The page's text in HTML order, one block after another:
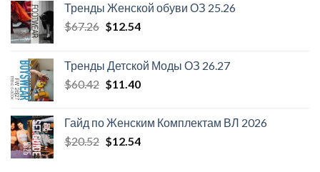
Тренды Женской обуви ОЗ 25.26
$67.26 Первоначальная
$67.26.
$12.54Текущая
Тренды Детской Моды ОЗ 26.27
$60.42 Первоначальная
$60.42.
$11.40Текущая
Гайд по Женским Комплектам ВЛ 2026
$20.52 Первоначальная
$12.54Текущая